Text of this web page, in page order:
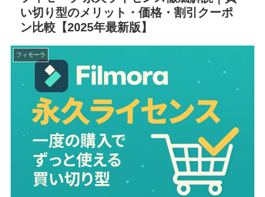
い切り型のメリット・価格・割引クーポ
ン比較【2025年最新版】
フィモーラ